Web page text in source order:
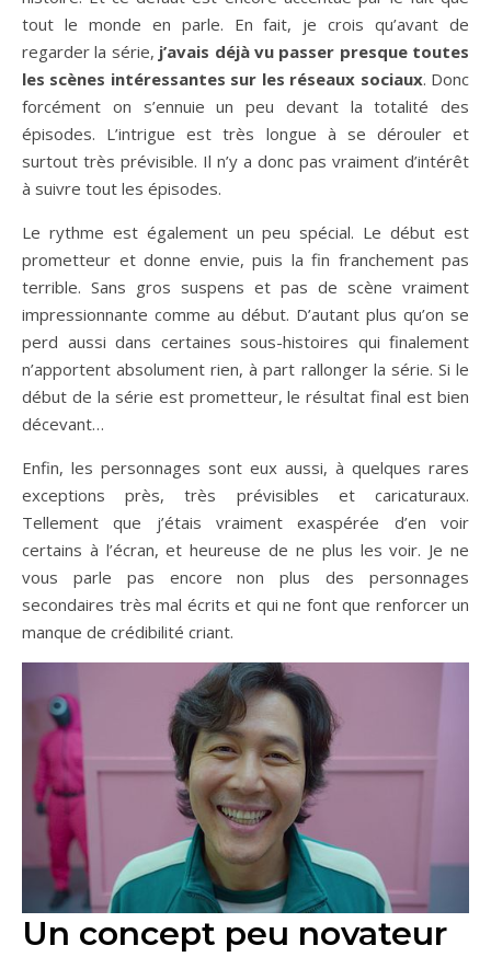
tout le monde en parle. En fait, je crois qu’avant de
regarder la série, j’avais déjà vu passer presque toutes
les scènes intéressantes sur les réseaux sociaux. Donc
forcément on s’ennuie un peu devant la totalité des
épisodes. L’intrigue est très longue à se dérouler et
surtout très prévisible. Il n’y a donc pas vraiment d’intérêt
à suivre tout les épisodes.
Le rythme est également un peu spécial. Le début est
prometteur et donne envie, puis la fin franchement pas
terrible. Sans gros suspens et pas de scène vraiment
impressionnante comme au début. D’autant plus qu’on se
perd aussi dans certaines sous-histoires qui finalement
n’apportent absolument rien, à part rallonger la série. Si le
début de la série est prometteur, le résultat final est bien
décevant…
Enfin, les personnages sont eux aussi, à quelques rares
exceptions près, très prévisibles et caricaturaux.
Tellement que j’étais vraiment exaspérée d’en voir
certains à l’écran, et heureuse de ne plus les voir. Je ne
vous parle pas encore non plus des personnages
secondaires très mal écrits et qui ne font que renforcer un
manque de crédibilité criant.
Un concept peu novateur